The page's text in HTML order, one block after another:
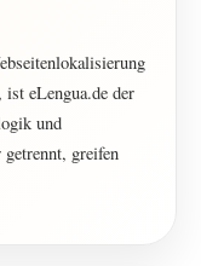
ist eLengua.de der
und
greifen